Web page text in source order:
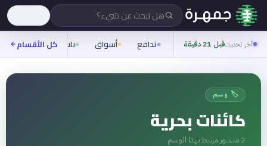
هل تبحث عن شيء؟
آخر تحديثقبل 21 دقيقة تدافع أسواق ناس روح
كل الأقسام
🏷️ وسم
كائنات بحرية
2 منشور مرتبط بهذا الوسم